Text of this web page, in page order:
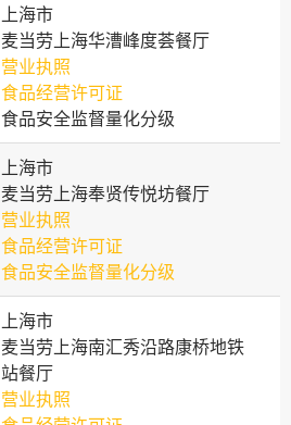
上海市
麦当劳上海华漕峰度荟餐厅
营业执照
食品经营许可证
食品安全监督量化分级
上海市
麦当劳上海奉贤传悦坊餐厅
营业执照
食品经营许可证
食品安全监督量化分级
上海市
麦当劳上海南汇秀沿路康桥地铁
站餐厅
营业执照